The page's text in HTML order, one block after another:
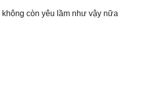
còn yêu lầm như vậy nữa